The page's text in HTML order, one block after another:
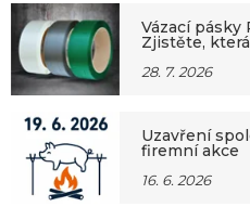
Vázací pásky
Zjistěte,
28. 7. 2026
Uzavření
firemní akce
16. 6. 2026